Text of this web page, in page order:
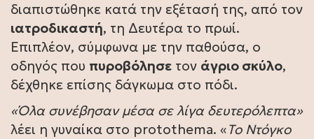
διαπιστώθηκε κατά την εξέτασή της, από τον
ιατροδικαστή, τη Δευτέρα το πρωί.
Επιπλέον, σύμφωνα με την παθούσα, ο
οδηγός που πυροβόλησε τον άγριο σκύλο,
δέχθηκε επίσης δάγκωμα στο πόδι.
«Όλα συνέβησαν μέσα σε λίγα δευτερόλεπτα»
λέει η γυναίκα στο protothema. «To Ντόγκο